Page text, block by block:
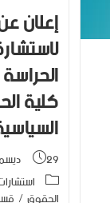
إعلان
كلية
29 ديسمبر 2022